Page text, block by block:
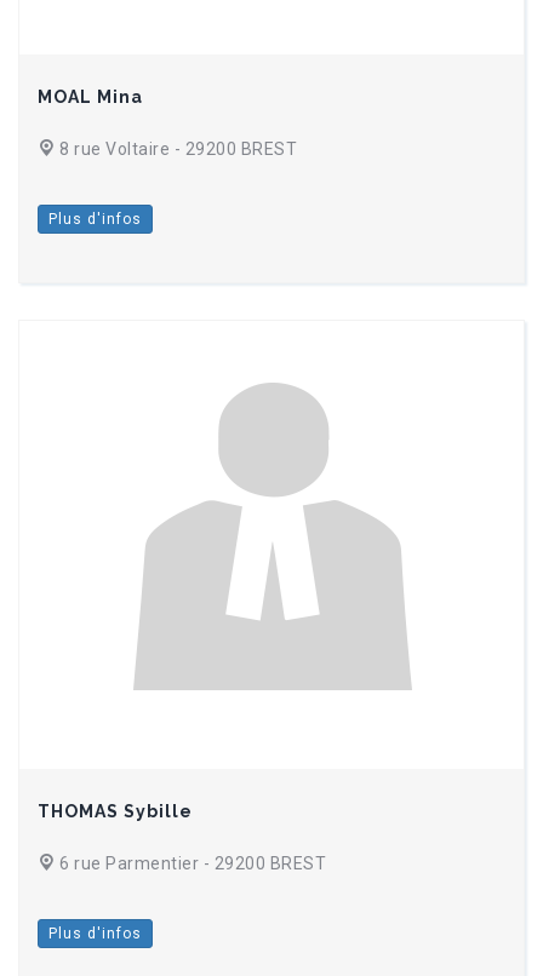
MOAL Mina
8 rue Voltaire - 29200 BREST
Plus d'infos
THOMAS Sybille
6 rue Parmentier - 29200 BREST
Plus d'infos